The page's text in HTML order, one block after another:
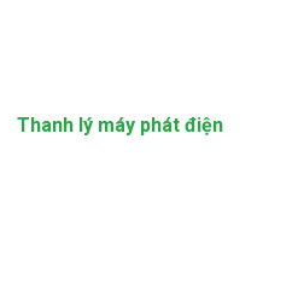
Thanh lý máy phát điện